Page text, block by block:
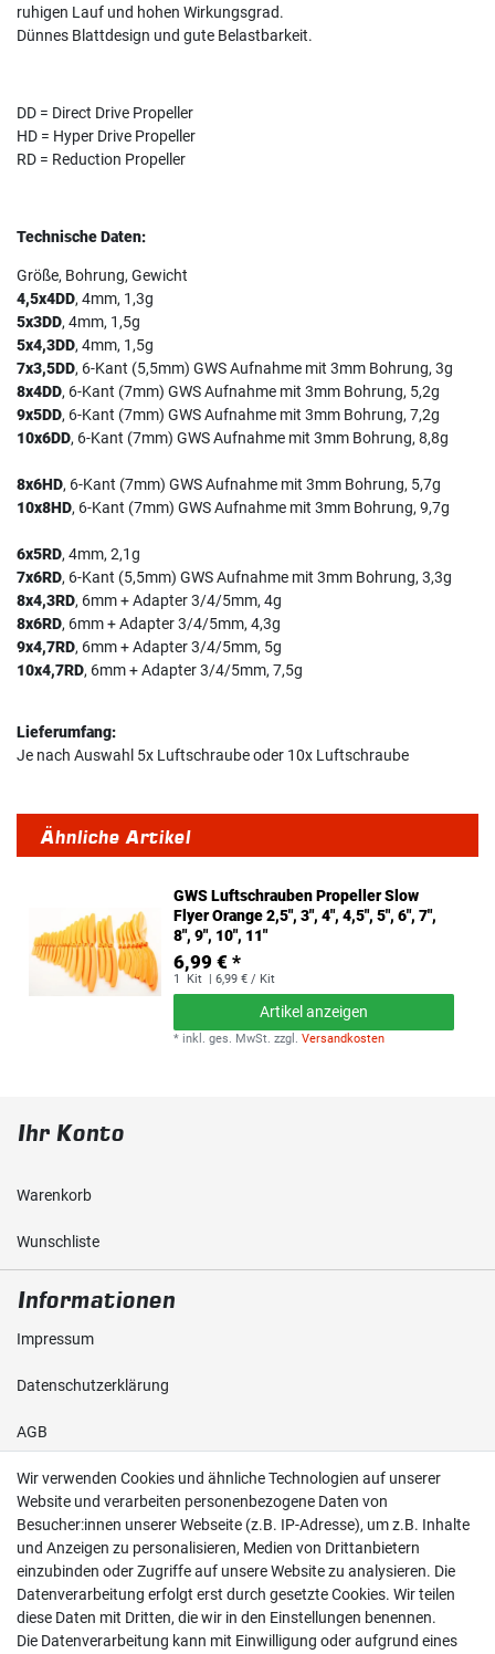
ruhigen Lauf und hohen Wirkungsgrad.
Dünnes Blattdesign und gute Belastbarkeit.
DD = Direct Drive Propeller
HD = Hyper Drive Propeller
RD = Reduction Propeller
Technische Daten:
Größe, Bohrung, Gewicht
4,5x4DD, 4mm, 1,3g
5x3DD, 4mm, 1,5g
5x4,3DD, 4mm, 1,5g
7x3,5DD, 6-Kant (5,5mm) GWS Aufnahme mit 3mm Bohrung, 3g
8x4DD, 6-Kant (7mm) GWS Aufnahme mit 3mm Bohrung, 5,2g
9x5DD, 6-Kant (7mm) GWS Aufnahme mit 3mm Bohrung, 7,2g
10x6DD, 6-Kant (7mm) GWS Aufnahme mit 3mm Bohrung, 8,8g
8x6HD, 6-Kant (7mm) GWS Aufnahme mit 3mm Bohrung, 5,7g
10x8HD, 6-Kant (7mm) GWS Aufnahme mit 3mm Bohrung, 9,7g
6x5RD, 4mm, 2,1g
7x6RD, 6-Kant (5,5mm) GWS Aufnahme mit 3mm Bohrung, 3,3g
8x4,3RD, 6mm + Adapter 3/4/5mm, 4g
8x6RD, 6mm + Adapter 3/4/5mm, 4,3g
9x4,7RD, 6mm + Adapter 3/4/5mm, 5g
10x4,7RD, 6mm + Adapter 3/4/5mm, 7,5g
Lieferumfang:
Je nach Auswahl 5x Luftschraube oder 10x Luftschraube
Ähnliche Artikel
GWS Luftschrauben Propeller Slow
Flyer Orange 2,5", 3", 4", 4,5", 5", 6", 7",
8", 9", 10", 11"
6,99 € *
1 Kit | 6,99 € / Kit
Artikel anzeigen
* inkl. ges. MwSt. zzgl.Versandkosten
Ihr Konto
Warenkorb
Wunschliste
Informationen
Impressum
Daten­schutz­erklärung
AGB
Shop
Kontakt
Versand & Zahlung
Widerrufs­recht
Wir verwenden Cookies und ähnliche Technologien auf unserer
Website und verarbeiten personenbezogene Daten von
Besucher:innen unserer Webseite (z.B. IP-Adresse), um z.B. Inhalte
und Anzeigen zu personalisieren, Medien von Drittanbietern
einzubinden oder Zugriffe auf unsere Website zu analysieren. Die
Datenverarbeitung erfolgt erst durch gesetzte Cookies. Wir teilen
diese Daten mit Dritten, die wir in den Einstellungen benennen.
Die Datenverarbeitung kann mit Einwilligung oder aufgrund eines